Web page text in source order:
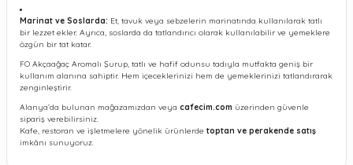
Marinat ve Soslarda: Et, tavuk veya sebzelerin marinatında kullanılarak tatlı
bir lezzet ekler. Ayrıca, soslarda da tatlandırıcı olarak kullanılabilir ve yemeklere
özgün bir tat katar.
FO Akçaağaç Aromalı Şurup, tatlı ve hafif odunsu tadıyla mutfakta geniş bir
kullanım alanına sahiptir. Hem içeceklerinizi hem de yemeklerinizi tatlandırarak
zenginleştirir.
Alanya’da bulunan mağazamızdan veya cafecim.com üzerinden güvenle
sipariş verebilirsiniz.
Kafe, restoran ve işletmelere yönelik ürünlerde toptan ve perakende satış
imkânı sunuyoruz.